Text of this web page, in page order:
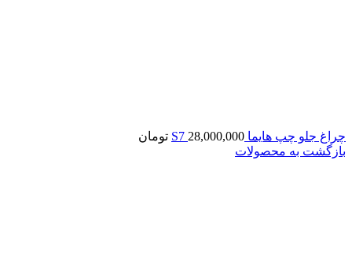
چراغ جلو چپ هایما S7 28,000,000
تومان
بازگشت به محصولات